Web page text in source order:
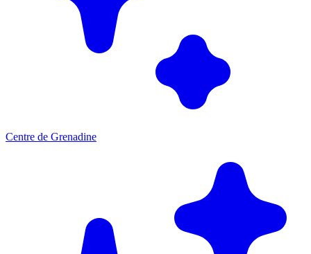
Centre de Grenadine